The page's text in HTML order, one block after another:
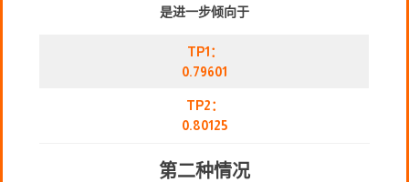
是进一步倾向于
TP1：
0.79601
TP2：
0.80125
第二种情况